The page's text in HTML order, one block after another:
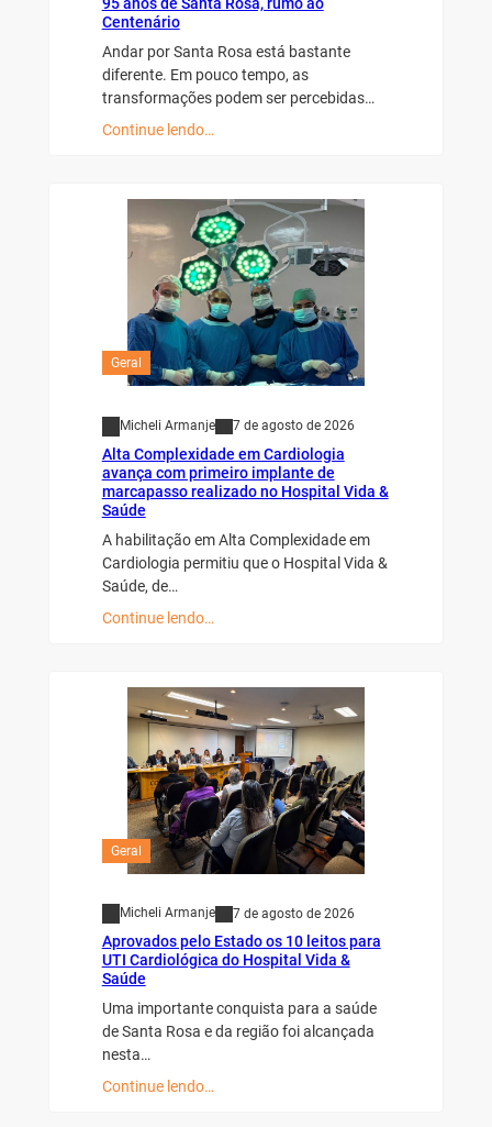
Centenário
Andar por Santa Rosa está bastante
diferente. Em pouco tempo, as
transformações podem ser percebidas…
Continue lendo…
Geral
Micheli Armanje 7 de agosto de 2026
Alta Complexidade em Cardiologia
avança com primeiro implante de
marcapasso realizado no Hospital Vida &
Saúde
A habilitação em Alta Complexidade em
Cardiologia permitiu que o Hospital Vida &
Saúde, de…
Continue lendo…
Geral
Micheli Armanje 7 de agosto de 2026
Aprovados pelo Estado os 10 leitos para
UTI Cardiológica do Hospital Vida &
Saúde
Uma importante conquista para a saúde
de Santa Rosa e da região foi alcançada
nesta…
Continue lendo…